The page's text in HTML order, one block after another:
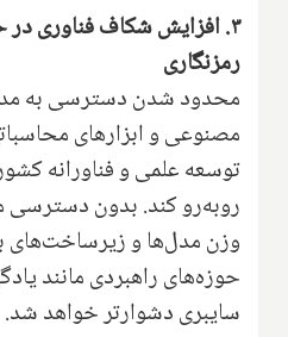
۳. افزایش شکاف فناوری
رمزنگاری
محدود شدن دسترسی به
مصنوعی و ابزارهای
توسعه علمی و فناورانه
روبه‌رو کند. بدون دسترسی
وزن مدل‌ها و زیرساخت‌های
حوزه‌های راهبردی مانند
سایبری دشوارتر خواهد شد.